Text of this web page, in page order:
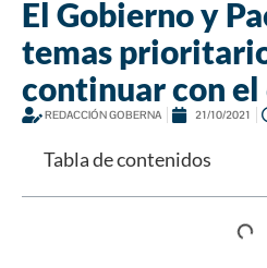
El Gobierno y
temas
continuar con
REDACCIÓN GOBERNA 21/10/2021
Tabla de contenidos